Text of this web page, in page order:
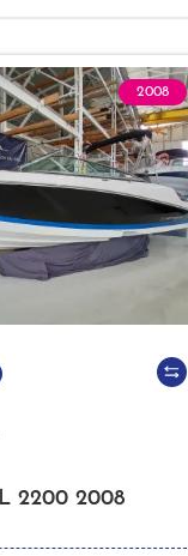
2008
2200 2008